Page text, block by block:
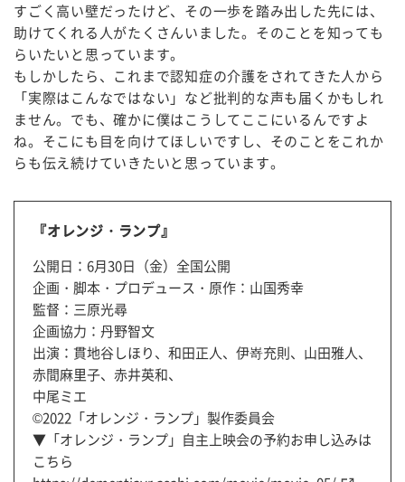
すごく高い壁だったけど、その一歩を踏み出した先には、
助けてくれる人がたくさんいました。そのことを知っても
らいたいと思っています。
もしかしたら、これまで認知症の介護をされてきた人から
「実際はこんなではない」など批判的な声も届くかもしれ
ません。でも、確かに僕はこうしてここにいるんですよ
ね。そこにも目を向けてほしいですし、そのことをこれか
らも伝え続けていきたいと思っています。
『オレンジ・ランプ』
公開日：6月30日（金）全国公開
企画・脚本・プロデュース・原作：山国秀幸
監督：三原光尋
企画協力：丹野智文
出演：貫地谷しほり、和田正人、伊嵜充則、山田雅人、
赤間麻里子、赤井英和、
中尾ミエ
©2022「オレンジ・ランプ」製作委員会
▼「オレンジ・ランプ」自主上映会の予約お申し込みは
こちら